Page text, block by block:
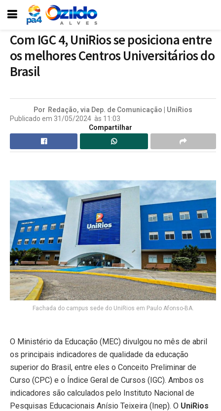
Com IGC 4, UniRios se posiciona entre
os melhores Centros Universitários do
Brasil
Por Redação, via Dep. de Comunicação | UniRios
Publicado em 31/05/2024 às 11:03
Compartilhar
Fachada do campus sede do UniRios em Paulo Afonso-BA.
O Ministério da Educação (MEC) divulgou no mês de abril
os principais indicadores de qualidade da educação
superior do Brasil, entre eles o Conceito Preliminar de
Curso (CPC) e o Índice Geral de Cursos (IGC). Ambos os
indicadores são calculados pelo Instituto Nacional de
Pesquisas Educacionais Anísio Teixeira (Inep). O UniRios